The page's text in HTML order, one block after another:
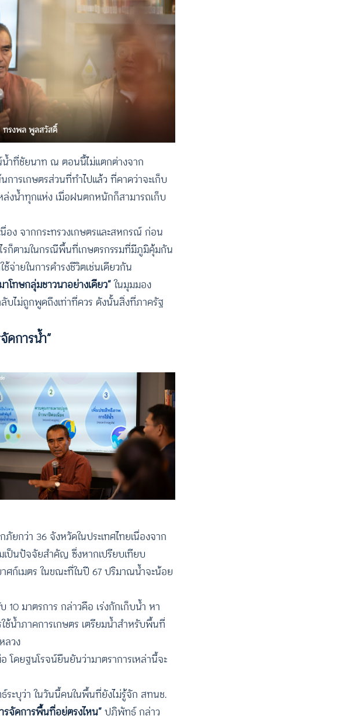
ทรงพล พูลสวัสดิ์
น้ำที่ชัยนาท ณ ตอนนี้ไม่แตกต่างจาก
ารเกษตรส่วนที่ทำไปแล้ว ที่คาดว่าจะเก็บ
ล่งน้ำทุกแห่ง เมื่อฝนตกหนักก็สามารถเก็บ
ง จากกระทรวงเกษตรและสหกรณ์ ก่อน
รก็ตามในกรณีพื้นที่เกษตรกรรมที่มีภูมิคุ้มกัน
จ่ายในการดำรงชีวิตเช่นเดียวกัน
โทษกลุ่มชาวนาอย่างเดียว”ในมุมมอง
ไม่ถูกพูดถึงเท่าที่ควร ดังนั้นสิ่งที่ภาครัฐ
การน้ำ”
กว่า 36 จังหวัดในประเทศไทยเนื่องจาก
ป็นปัจจัยสำคัญ ซึ่งหากเปรียบเทียบ
ก์เมตร ในขณะที่ในปี 67 ปริมาณน้ำจะน้อย
มาตรการ กล่าวคือ เร่งกักเก็บน้ำ หา
น้ำภาคการเกษตร เตรียมน้ำสำหรับพื้นที่
ลวง
โดยฐนโรจน์ยืนยันว่ามาตราการเหล่านี้จะ
ระบุว่า ในวันนี้คนในพื้นที่ยังไม่รู้จัก สทนช.
รจัดการพื้นที่อยู่ตรงไหน”ปฏิพัทธ์ กล่าว